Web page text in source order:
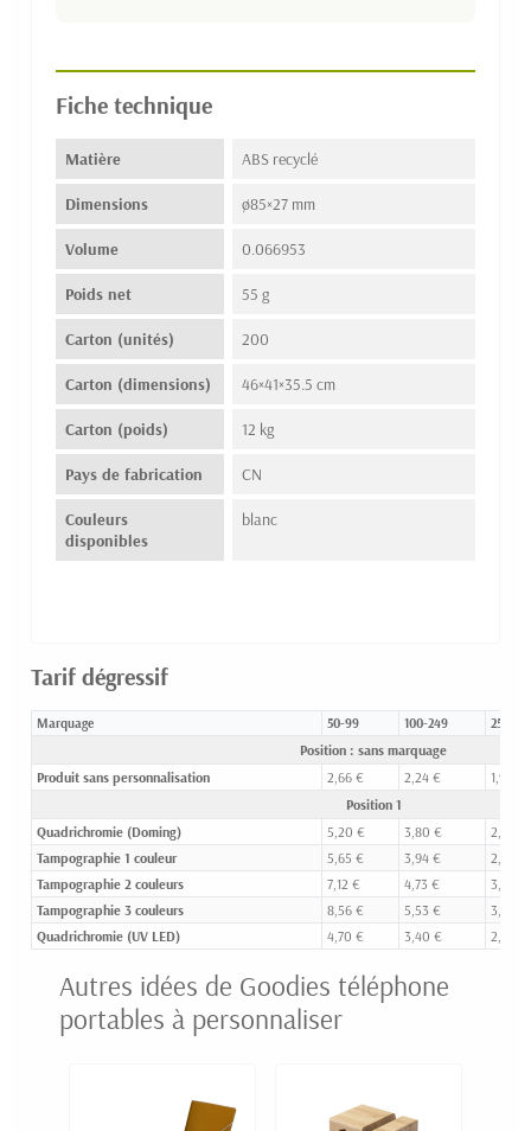
Fiche technique
Matière ABS recyclé
Dimensions ø85×27 mm
Volume 0.066953
Poids net 55 g
Carton (unités) 200
Carton (dimensions) 46×41×35.5 cm
Carton (poids) 12 kg
Pays de fabrication CN
Couleurs
disponibles
blanc
Tarif dégressif
Marquage 50-99 100-249 250-
Position : sans marquage
Produit sans personnalisation
2,66 € 2,24 €
1,94 €
Position 1
Quadrichromie (Doming)
5,20 € 3,80 €
2,90 €
Tampographie 1 couleur
5,65 € 3,94 €
2,72 €
Tampographie 2 couleurs
7,12 € 4,73 €
3,12 €
Tampographie 3 couleurs
8,56 € 5,53 €
3,51 €
Quadrichromie (UV LED)
4,70 € 3,40 € 2,57 €
Autres idées de Goodies téléphone
portables à personnaliser